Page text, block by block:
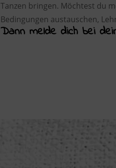
Tanzen bringen. Möchtest du
Bedingungen austauschen,
Dann melde dich bei